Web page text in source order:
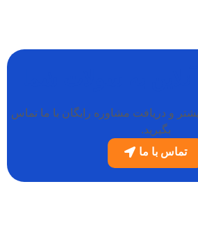
و دریافت مشاوره رایگان با ما تماس
بگیرید.
تماس با ما